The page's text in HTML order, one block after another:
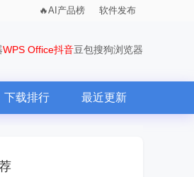
AI产品榜 软件发布
WPS Office抖音豆包搜狗浏览器
下载排行 最近更新